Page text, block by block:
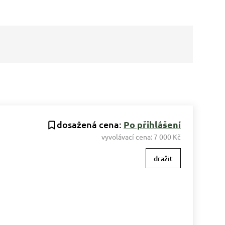
dosažená cena: Po přihlášení
vyvolávací cena: 7 000 Kč
dražit